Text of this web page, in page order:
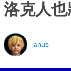
洛克人
janus